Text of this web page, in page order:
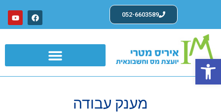
פתח סרגל נגישות
052-6603589
מענק עבודה